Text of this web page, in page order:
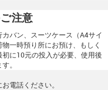
注意
バン、スーツケース（A4サイ
一時預り所にお預け、もしく
に10元の投入が必要、使用後
。
電話ください。